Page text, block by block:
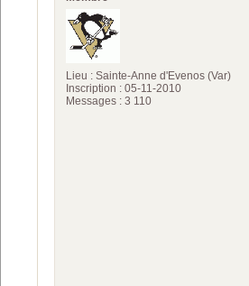
Lieu : Sainte-Anne d'Evenos (Var)
Inscription : 05-11-2010
Messages : 3 110